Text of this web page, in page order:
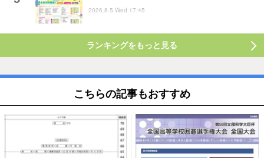
2026.8.5 Wed 17:45
ランキングをもっと見る
こちらの記事もおすすめ